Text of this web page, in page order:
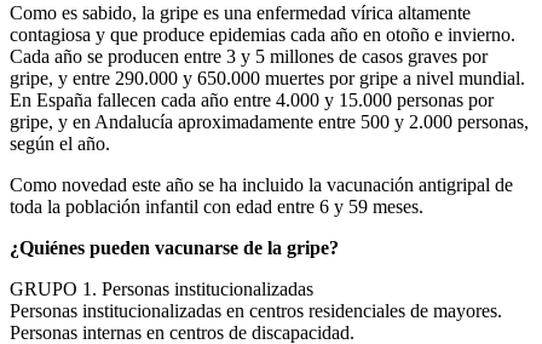
Como es sabido, la gripe es una enfermedad vírica altamente
contagiosa y que produce epidemias cada año en otoño e invierno.
Cada año se producen entre 3 y 5 millones de casos graves por
gripe, y entre 290.000 y 650.000 muertes por gripe a nivel mundial.
En España fallecen cada año entre 4.000 y 15.000 personas por
gripe, y en Andalucía aproximadamente entre 500 y 2.000 personas,
según el año.
Como novedad este año se ha incluido la vacunación antigripal de
toda la población infantil con edad entre 6 y 59 meses.
¿Quiénes pueden vacunarse de la gripe?
GRUPO 1. Personas institucionalizadas
Personas institucionalizadas en centros residenciales de mayores.
Personas internas en centros de discapacidad.